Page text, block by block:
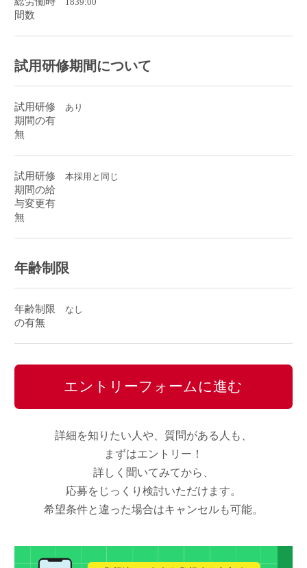
間数
試用研修期間について
試用研修
期間の有
無
あり
試用研修
期間の給
与変更有
無
本採用と同じ
年齢制限
年齢制限
の有無
なし
エントリーフォームに進む
詳細を知りたい人や、質問がある人も、
まずはエントリー！
詳しく聞いてみてから、
応募をじっくり検討いただけます。
希望条件と違った場合はキャンセルも可能。